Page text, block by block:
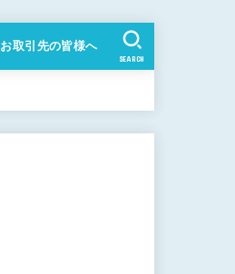
お取引先の皆様へ
SEARCH